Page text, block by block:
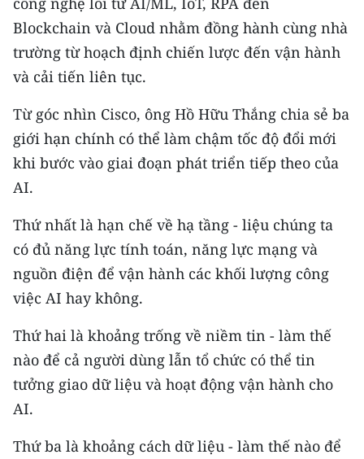
Blockchain và Cloud nhằm đồng hành cùng nhà
trường từ hoạch định chiến lược đến vận hành
và cải tiến liên tục.
Từ góc nhìn Cisco, ông Hồ Hữu Thắng chia sẻ ba
giới hạn chính có thể làm chậm tốc độ đổi mới
khi bước vào giai đoạn phát triển tiếp theo của
AI.
Thứ nhất là hạn chế về hạ tầng - liệu chúng ta
có đủ năng lực tính toán, năng lực mạng và
nguồn điện để vận hành các khối lượng công
việc AI hay không.
Thứ hai là khoảng trống về niềm tin - làm thế
nào để cả người dùng lẫn tổ chức có thể tin
tưởng giao dữ liệu và hoạt động vận hành cho
AI.
Thứ ba là khoảng cách dữ liệu - làm thế nào để